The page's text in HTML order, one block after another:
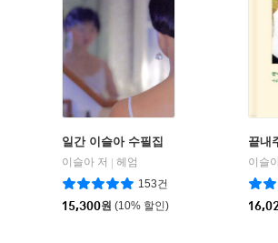
일간 이슬아 수필집
이슬아 저
헤엄
153건
15,300원 (10% 할인)
끝내
이슬